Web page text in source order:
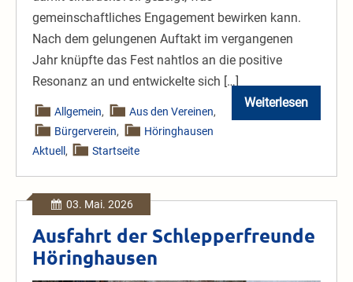
gemeinschaftliches Engagement bewirken kann.
Nach dem gelungenen Auftakt im vergangenen
Jahr knüpfte das Fest nahtlos an die positive
Resonanz an und entwickelte sich […]
Weiterlesen
Strahlender
Sonnenschein
Allgemein, Aus den Vereinen,
Bürgerverein,
Höringhausen
Aktuell , Startseite
03. Mai. 2026
Ausfahrt der Schlepperfreunde
Höringhausen